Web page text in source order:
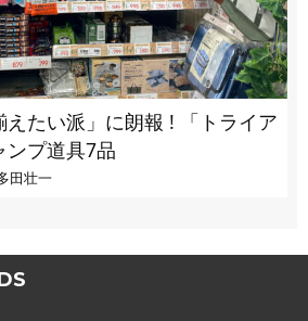
派」に朗報 ! 「トライア
ンプ道具7品
田壮一